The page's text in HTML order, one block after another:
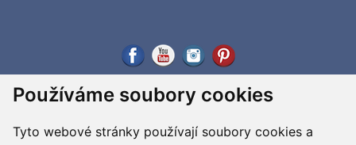
Používáme soubory cookies
Tyto webové stránky používají soubory cookies a